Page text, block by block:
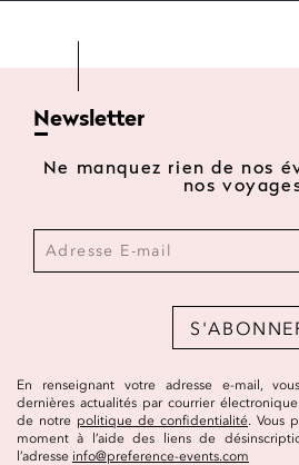
Newsletter
Ne manquez rien de nos
nos
En renseignant votre adresse e-mail,
dernières actualités par courrier
de notre politique de confidentialité. Vous
moment à l’aide des liens de
l’adresse info@preference-events.com